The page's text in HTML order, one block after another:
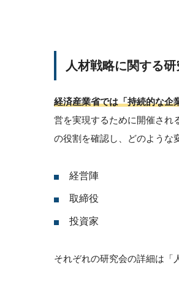
人材戦略に関する
経済産業省では「持続的な企
営を実現するために開催され
の役割を確認し、どのような
経営陣
取締役
投資家
それぞれの研究会の詳細は「